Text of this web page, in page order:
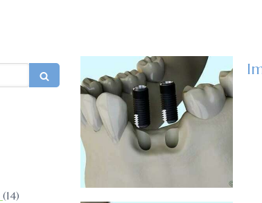
(14)